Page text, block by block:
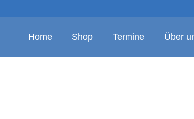
Home Shop Termine Über